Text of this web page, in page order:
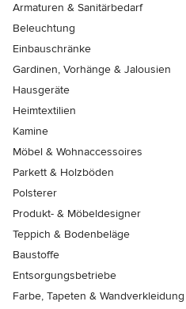
Armaturen & Sanitärbedarf
Beleuchtung
Einbauschränke
Gardinen, Vorhänge & Jalousien
Hausgeräte
Heimtextilien
Kamine
Möbel & Wohnaccessoires
Parkett & Holzböden
Polsterer
Produkt- & Möbeldesigner
Teppich & Bodenbeläge
Baustoffe
Entsorgungsbetriebe
Farbe, Tapeten & Wandverkleidung